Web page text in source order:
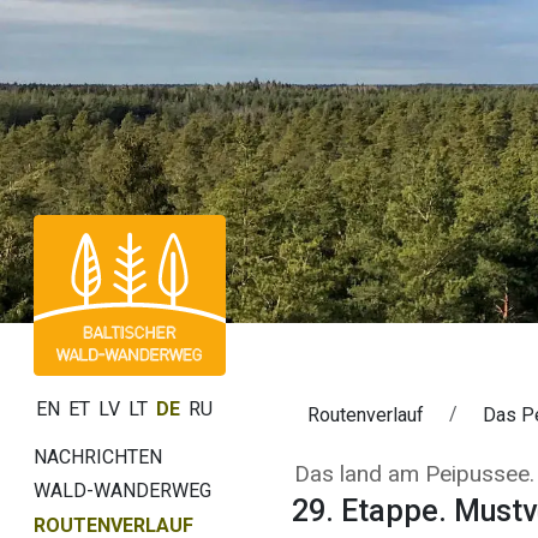
EN ET LV LT DE RU
NACHRICHTEN
WALD-WANDERWEG
ROUTENVERLAUF
Routenverlauf Das
29. Etappe.
Das land am Peipussee.
29. Etappe.